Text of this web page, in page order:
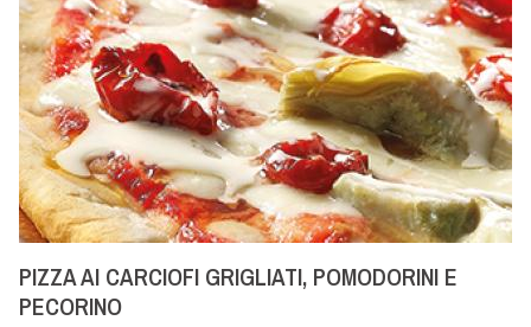
PIZZA AI CARCIOFI GRIGLIATI, POMODORINI E
PECORINO